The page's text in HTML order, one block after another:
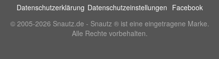
Datenschutzerklärung Datenschutzeinstellungen Facebook
© 2005-2026 Snautz.de - Snautz ® ist eine eingetragene Marke.
Alle Rechte vorbehalten.